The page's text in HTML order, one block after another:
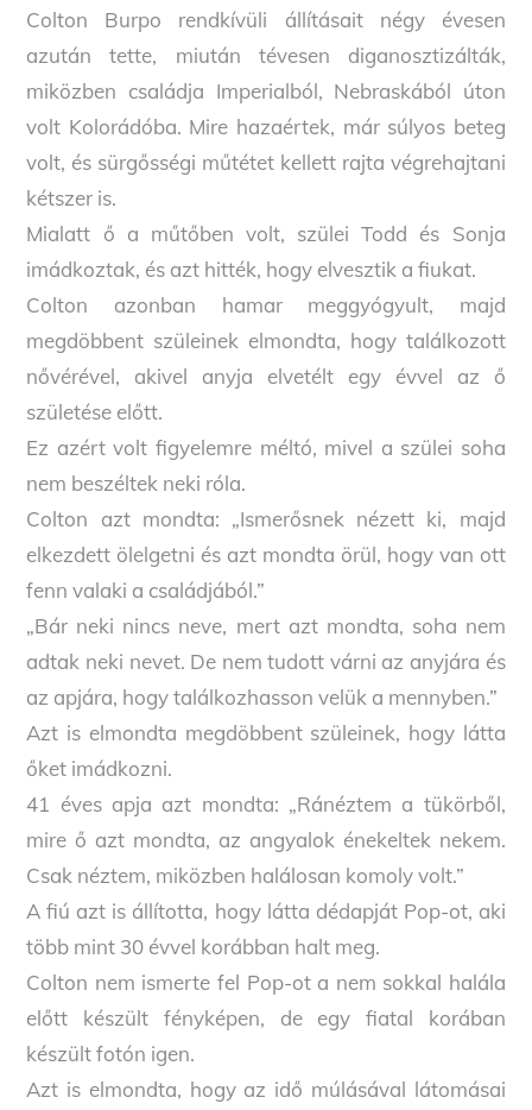
Colton Burpo rendkívüli állításait négy évesen
azután tette, miután tévesen diganosztizálták,
miközben családja Imperialból, Nebraskából úton
volt Kolorádóba. Mire hazaértek, már súlyos beteg
volt, és sürgősségi műtétet kellett rajta végrehajtani
kétszer is.
Mialatt ő a műtőben volt, szülei Todd és Sonja
imádkoztak, és azt hitték, hogy elvesztik a fiukat.
Colton azonban hamar meggyógyult, majd
megdöbbent szüleinek elmondta, hogy találkozott
nővérével, akivel anyja elvetélt egy évvel az ő
születése előtt.
Ez azért volt figyelemre méltó, mivel a szülei soha
nem beszéltek neki róla.
Colton azt mondta: „Ismerősnek nézett ki, majd
elkezdett ölelgetni és azt mondta örül, hogy van ott
fenn valaki a családjából.”
„Bár neki nincs neve, mert azt mondta, soha nem
adtak neki nevet. De nem tudott várni az anyjára és
az apjára, hogy találkozhasson velük a mennyben.”
Azt is elmondta megdöbbent szüleinek, hogy látta
őket imádkozni.
41 éves apja azt mondta: „Ránéztem a tükörből,
mire ő azt mondta, az angyalok énekeltek nekem.
Csak néztem, miközben halálosan komoly volt.”
A fiú azt is állította, hogy látta dédapját Pop-ot, aki
több mint 30 évvel korábban halt meg.
Colton nem ismerte fel Pop-ot a nem sokkal halála
előtt készült fényképen, de egy fiatal korában
készült fotón igen.
Azt is elmondta, hogy az idő múlásával látomásai